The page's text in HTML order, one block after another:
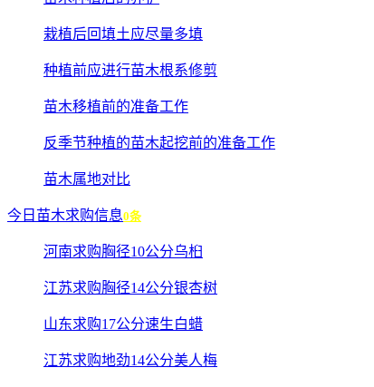
栽植后回填土应尽量多填
种植前应进行苗木根系修剪
苗木移植前的准备工作
反季节种植的苗木起挖前的准备工作
苗木属地对比
今日苗木求购信息0条
河南求购胸径10公分乌桕
江苏求购胸径14公分银杏树
山东求购17公分速生白蜡
江苏求购地劲14公分美人梅